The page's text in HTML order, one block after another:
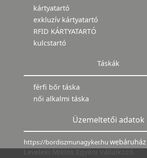
kártyatartó
exkluzív kártyatartó
RFID KÁRTYATARTÓ
kulcstartó
Táskák
férfi bőr táska
női alkalmi táska
Üzemeltetői adatok
https://bordiszmunagyker.hu
Leveleki Miklós Egyéni Vállalkozó